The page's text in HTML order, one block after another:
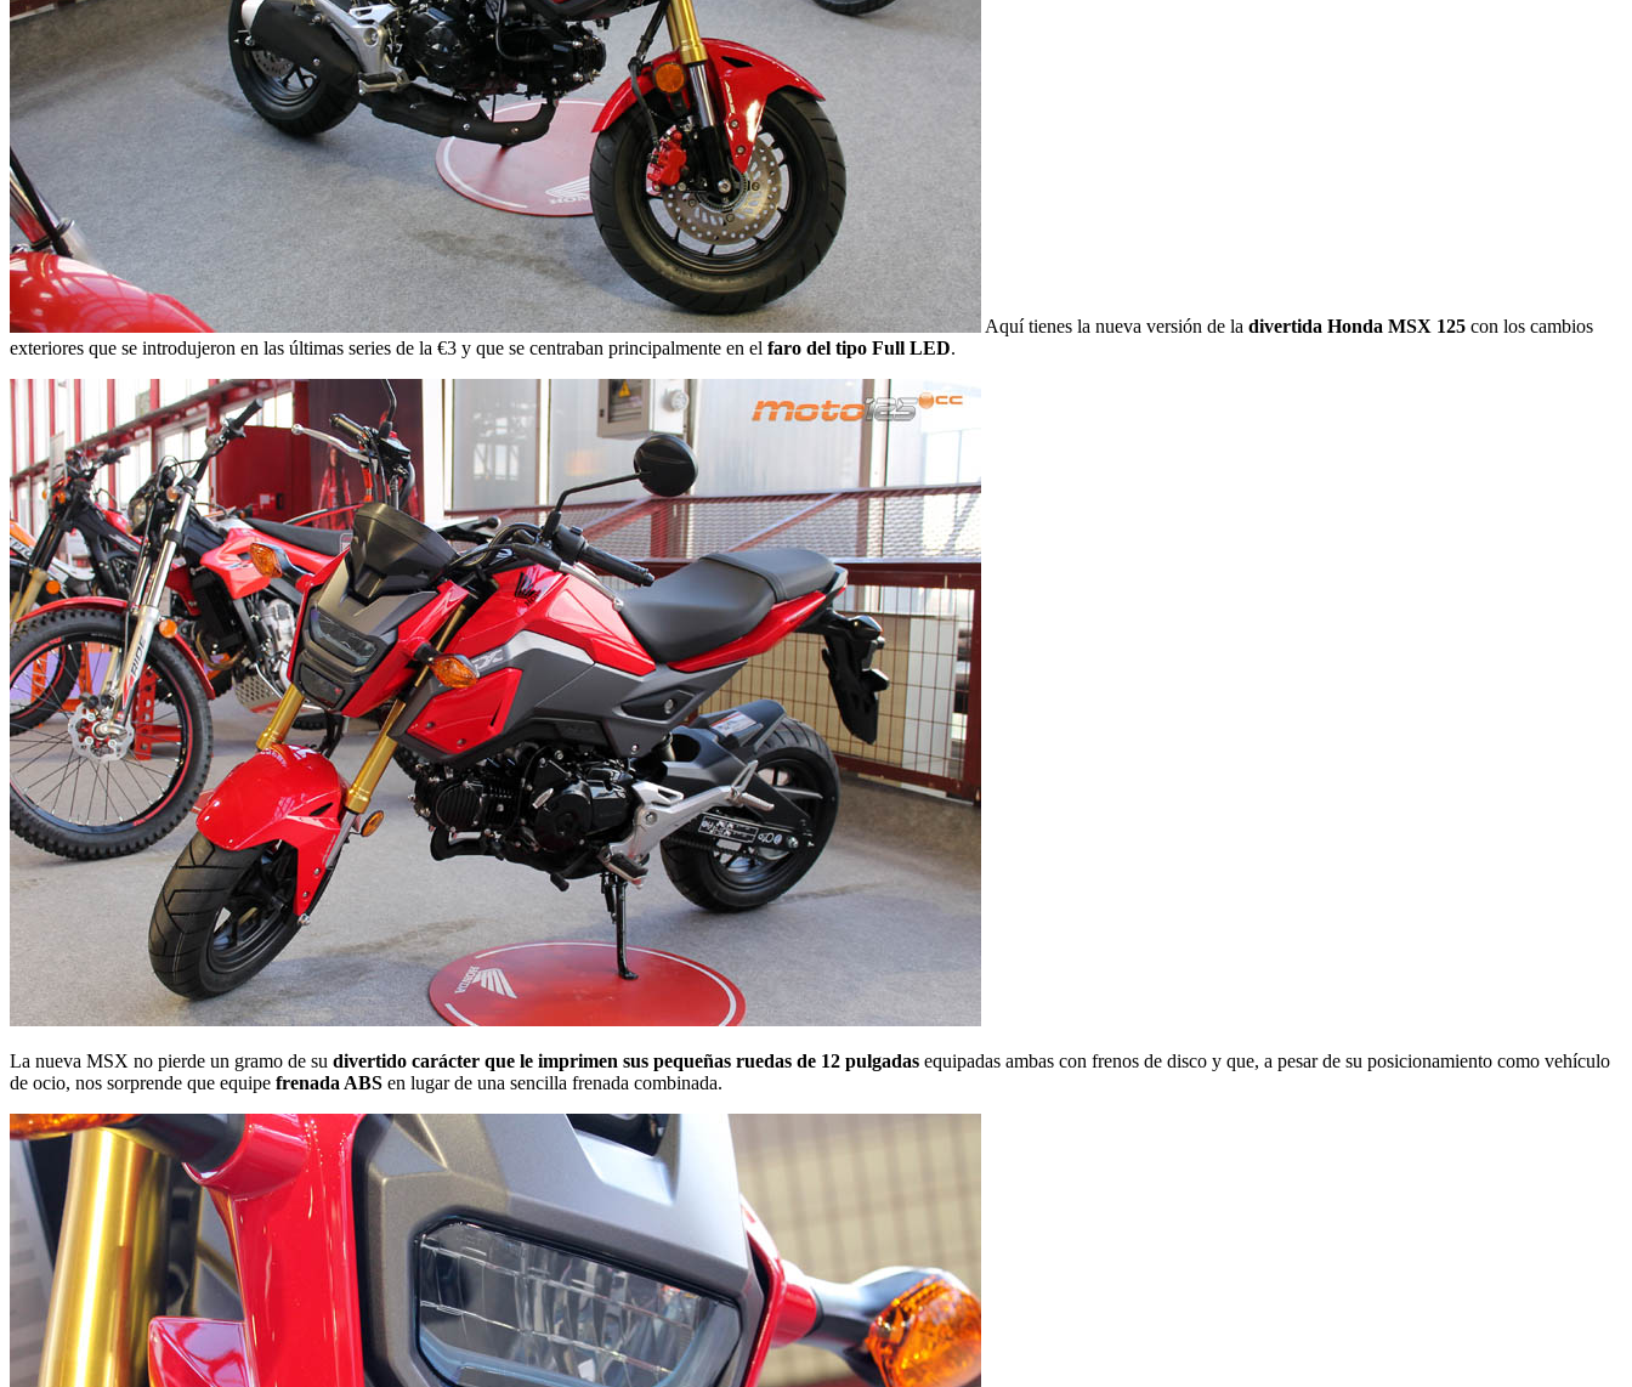
Aquí tienes la nueva versión de la divertida Honda MSX 125 con los cambios
exteriores que se introdujeron en las últimas series de la €3 y que se centraban principalmente en el faro del tipo Full LED.
La nueva MSX no pierde un gramo de su divertido carácter que le imprimen sus pequeñas ruedas de 12 pulgadas equipadas ambas con frenos de disco y que, a pesar de su posicionamiento como vehículo
de ocio, nos sorprende que equipe frenada ABS en lugar de una sencilla frenada combinada.